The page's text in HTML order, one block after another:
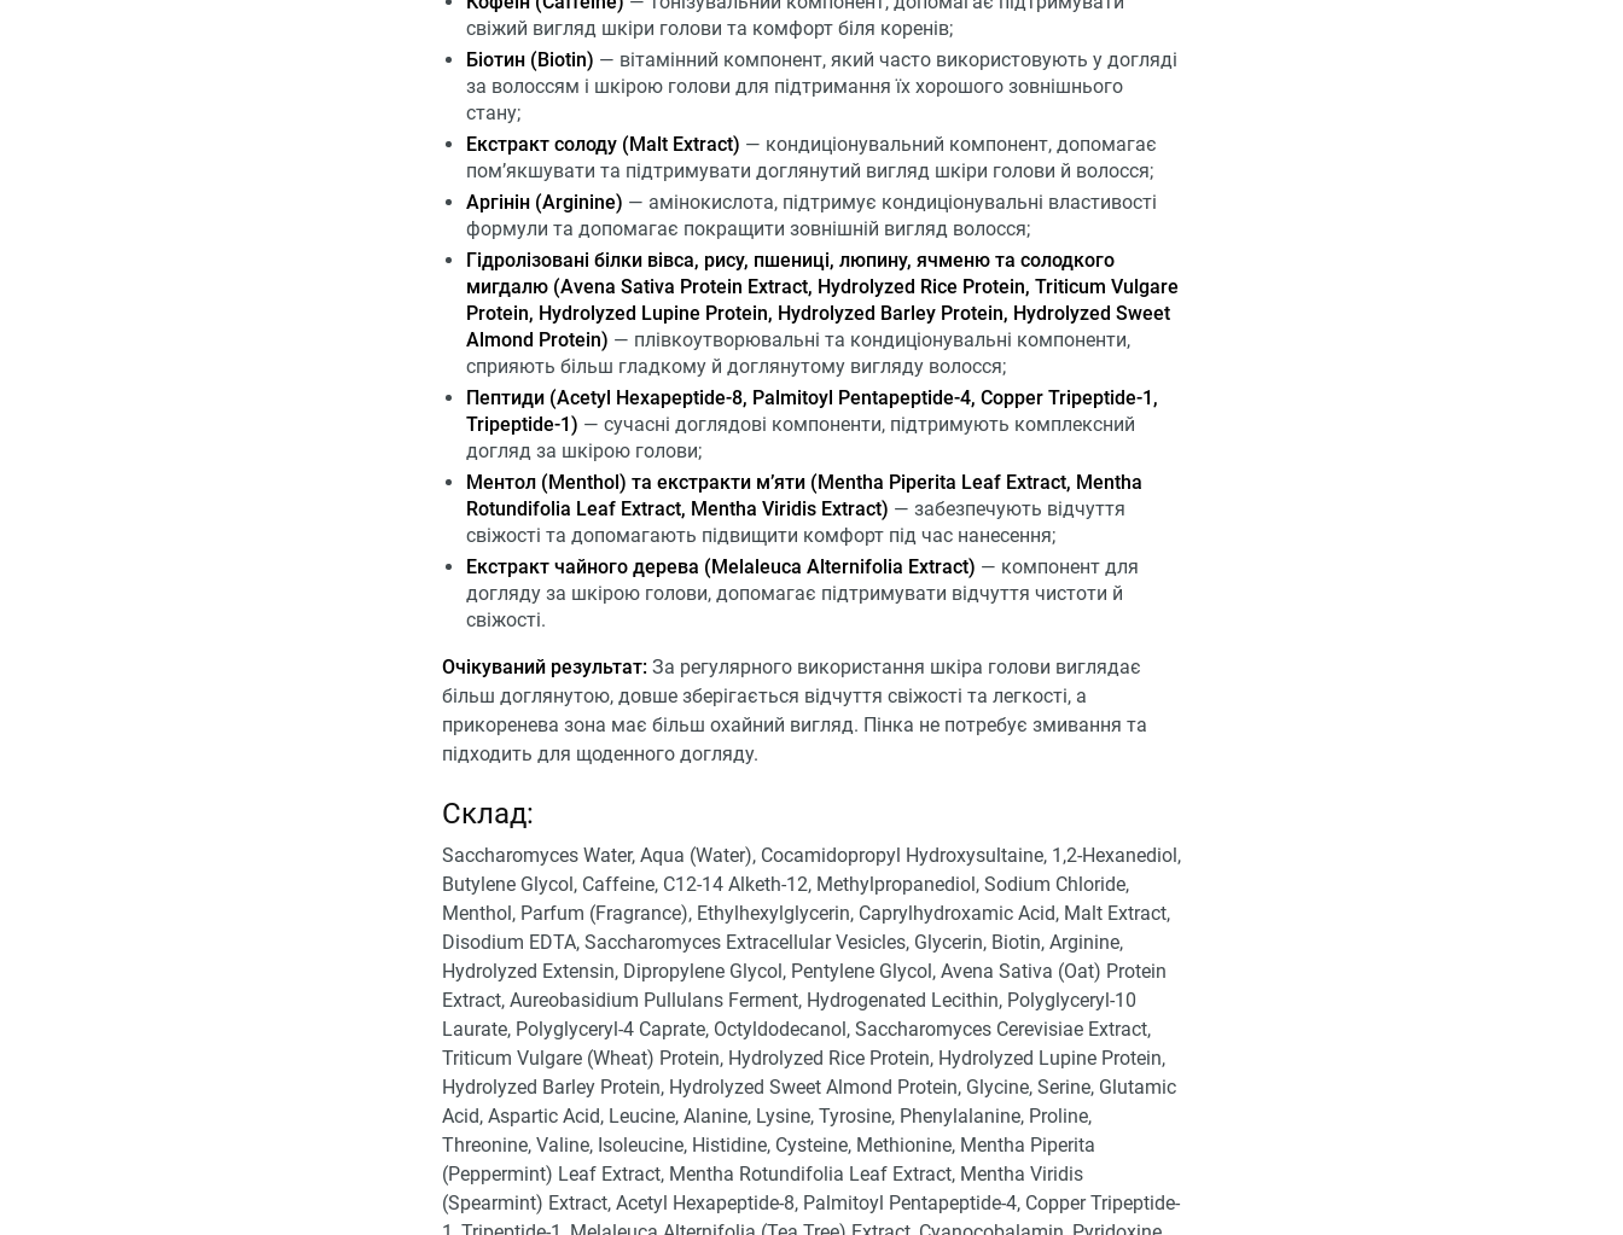
свіжий вигляд шкіри голови та комфорт біля коренів;
Біотин (Biotin) — вітамінний компонент, який часто використовують у догляді
за волоссям і шкірою голови для підтримання їх хорошого зовнішнього
стану;
Екстракт солоду (Malt Extract) — кондиціонувальний компонент, допомагає
пом’якшувати та підтримувати доглянутий вигляд шкіри голови й волосся;
Аргінін (Arginine) — амінокислота, підтримує кондиціонувальні властивості
формули та допомагає покращити зовнішній вигляд волосся;
Гідролізовані білки вівса, рису, пшениці, люпину, ячменю та солодкого
мигдалю (Avena Sativa Protein Extract, Hydrolyzed Rice Protein, Triticum Vulgare
Protein, Hydrolyzed Lupine Protein, Hydrolyzed Barley Protein, Hydrolyzed Sweet
Almond Protein) — плівкоутворювальні та кондиціонувальні компоненти,
сприяють більш гладкому й доглянутому вигляду волосся;
Пептиди (Acetyl Hexapeptide-8, Palmitoyl Pentapeptide-4, Copper Tripeptide-1,
Tripeptide-1) — сучасні доглядові компоненти, підтримують комплексний
догляд за шкірою голови;
Ментол (Menthol) та екстракти м’яти (Mentha Piperita Leaf Extract, Mentha
Rotundifolia Leaf Extract, Mentha Viridis Extract) — забезпечують відчуття
свіжості та допомагають підвищити комфорт під час нанесення;
Екстракт чайного дерева (Melaleuca Alternifolia Extract) — компонент для
догляду за шкірою голови, допомагає підтримувати відчуття чистоти й
свіжості.
Очікуваний результат: За регулярного використання шкіра голови виглядає
більш доглянутою, довше зберігається відчуття свіжості та легкості, а
прикоренева зона має більш охайний вигляд. Пінка не потребує змивання та
підходить для щоденного догляду.
Склад:
Saccharomyces Water, Aqua (Water), Cocamidopropyl Hydroxysultaine, 1,2-Hexanediol,
Butylene Glycol, Caffeine, C12-14 Alketh-12, Methylpropanediol, Sodium Chloride,
Menthol, Parfum (Fragrance), Ethylhexylglycerin, Caprylhydroxamic Acid, Malt Extract,
Disodium EDTA, Saccharomyces Extracellular Vesicles, Glycerin, Biotin, Arginine,
Hydrolyzed Extensin, Dipropylene Glycol, Pentylene Glycol, Avena Sativa (Oat) Protein
Extract, Aureobasidium Pullulans Ferment, Hydrogenated Lecithin, Polyglyceryl-10
Laurate, Polyglyceryl-4 Caprate, Octyldodecanol, Saccharomyces Cerevisiae Extract,
Triticum Vulgare (Wheat) Protein, Hydrolyzed Rice Protein, Hydrolyzed Lupine Protein,
Hydrolyzed Barley Protein, Hydrolyzed Sweet Almond Protein, Glycine, Serine, Glutamic
Acid, Aspartic Acid, Leucine, Alanine, Lysine, Tyrosine, Phenylalanine, Proline,
Threonine, Valine, Isoleucine, Histidine, Cysteine, Methionine, Mentha Piperita
(Peppermint) Leaf Extract, Mentha Rotundifolia Leaf Extract, Mentha Viridis
(Spearmint) Extract, Acetyl Hexapeptide-8, Palmitoyl Pentapeptide-4, Copper Tripeptide-